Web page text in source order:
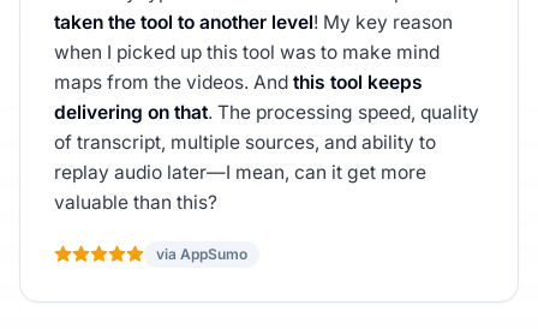
taken the tool to another level! My key reason
when I picked up this tool was to make mind
maps from the videos. And this tool keeps
delivering on that. The processing speed, quality
of transcript, multiple sources, and ability to
replay audio later—I mean, can it get more
valuable than this?
via AppSumo